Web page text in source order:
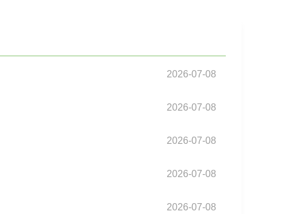
2026-07-08
2026-07-08
2026-07-08
2026-07-08
2026-07-08